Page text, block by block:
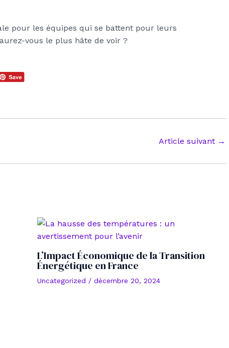
pour les équipes qui se battent pour leurs
vous le plus hâte de voir ?
Article suivant →
L’Impact Économique de la Transition
Énergétique en France
Uncategorized / décembre 20, 2024